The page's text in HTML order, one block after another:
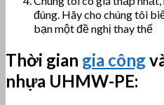
đúng. Hãy cho chúng tôi
bạn một đề nghị thay thế
Thời gian gia công
nhựa UHMW-PE: